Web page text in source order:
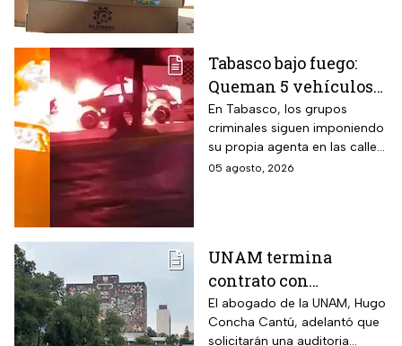
Tabasco bajo fuego:
Queman 5 vehículos
en Villahermosa y
Nacajuca, la
inseguridad está fuera
de control
En Tabasco, los grupos
criminales siguen imponiendo
su propia agenta en las calles:
quema de vehículos muestra
05 agosto, 2026
UNAM termina
contrato con
Territorium Life,
empresa encargada
El abogado de la UNAM, Hugo
Concha Cantú, adelantó que
solicitarán una auditoria